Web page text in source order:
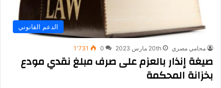
الدعم القانوني
محامي مصري 20th مارس 2023 0 1٬731
صيغة إنذار بالعزم على صرف مبلغ نقدي مودع
بخزانة المحكمة